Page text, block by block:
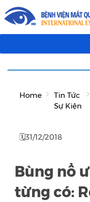
Home
Tin Tức
Sự Kiện
🗓31/12/2018
Bùng nổ
từng có: